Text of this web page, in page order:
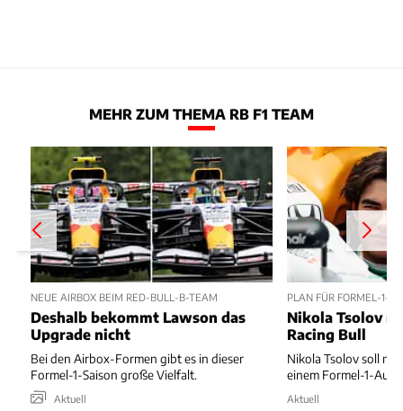
MEHR ZUM THEMA RB F1 TEAM
NEUE AIRBOX BEIM RED-BULL-B-TEAM
Deshalb bekommt Lawson das
Upgrade nicht
Bei den Airbox-Formen gibt es in dieser
Formel-1-Saison große Vielfalt.
Aktuell
PLAN FÜR FORMEL-1-
Nikola Tsolov
Racing Bull
Nikola Tsolov soll
einem Formel-1-
Aktuell